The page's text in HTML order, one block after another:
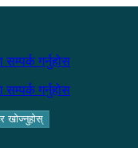
सम्पर्क गर्नुहोस
सम्पर्क गर्नुहोस
खोज्नुहोस्